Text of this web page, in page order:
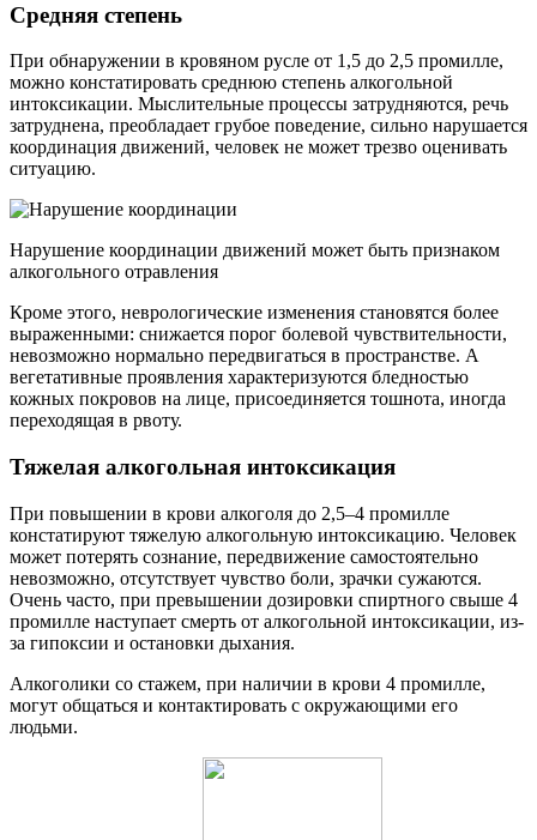
Средняя степень
При обнаружении в кровяном русле от 1,5 до 2,5 промилле,
можно констатировать среднюю степень алкогольной
интоксикации. Мыслительные процессы затрудняются, речь
затруднена, преобладает грубое поведение, сильно нарушается
координация движений, человек не может трезво оценивать
ситуацию.
Нарушение координации движений может быть признаком
алкогольного отравления
Кроме этого, неврологические изменения становятся более
выраженными: снижается порог болевой чувствительности,
невозможно нормально передвигаться в пространстве. А
вегетативные проявления характеризуются бледностью
кожных покровов на лице, присоединяется тошнота, иногда
переходящая в рвоту.
Тяжелая алкогольная интоксикация
При повышении в крови алкоголя до 2,5–4 промилле
констатируют тяжелую алкогольную интоксикацию. Человек
может потерять сознание, передвижение самостоятельно
невозможно, отсутствует чувство боли, зрачки сужаются.
Очень часто, при превышении дозировки спиртного свыше 4
промилле наступает смерть от алкогольной интоксикации, из-
за гипоксии и остановки дыхания.
Алкоголики со стажем, при наличии в крови 4 промилле,
могут общаться и контактировать с окружающими его
людьми.